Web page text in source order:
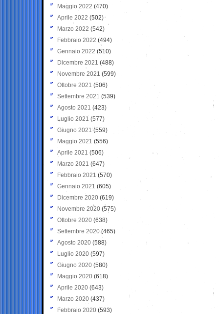
Maggio 2022 (470)
Aprile 2022 (502)
Marzo 2022 (542)
Febbraio 2022 (494)
Gennaio 2022 (510)
Dicembre 2021 (488)
Novembre 2021 (599)
Ottobre 2021 (506)
Settembre 2021 (539)
Agosto 2021 (423)
Luglio 2021 (577)
Giugno 2021(559)
Maggio 2021 (556)
Aprile 2021 (506)
Marzo 2021 (647)
Febbraio 2021 (570)
Gennaio 2021 (605)
Dicembre 2020 (619)
Novembre 2020 (575)
Ottobre 2020 (638)
Settembre 2020(465)
Agosto 2020 (588)
Luglio 2020 (597)
Giugno 2020 (580)
Maggio 2020 (618)
Aprile 2020 (643)
Marzo 2020 (437)
Febbraio 2020 (593)